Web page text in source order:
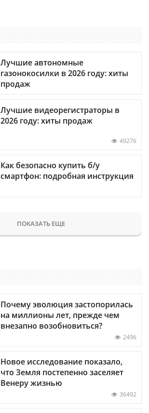
Лучшие автономные
газонокосилки в 2026 году: хиты
продаж
Лучшие видеорегистраторы в
2026 году: хиты продаж
49276
Как безопасно купить б/у
смартфон: подробная инструкция
ПОКАЗАТЬ ЕЩЕ
Почему эволюция застопорилась
на миллионы лет, прежде чем
внезапно возобновиться?
2496
Новое исследование показало,
что Земля постепенно заселяет
Венеру жизнью
36492